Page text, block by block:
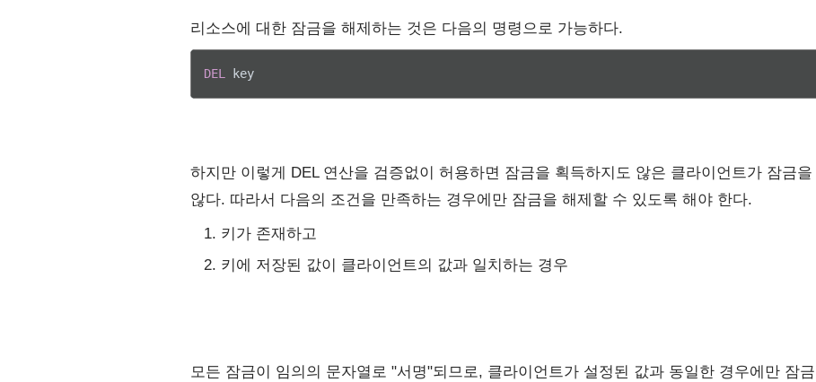
리소스에 대한 잠금을 해제하는 것은 다음의 명령으로 가능하다.
DEL
하지만 이렇게 DEL 연산을 검증없이 허용하면 잠금을 획득하지도 않은 클라이언트가 잠금
않다. 따라서 다음의 조건을 만족하는 경우에만 잠금을 해제할 수 있도록 해야 한다.
키가 존재하고
키에 저장된 값이 클라이언트의 값과 일치하는 경우
모든 잠금이 임의의 문자열로 "서명"되므로, 클라이언트가 설정된 값과 동일한 경우에만 잠